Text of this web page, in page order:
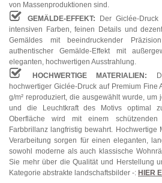
von Massenproduktionen sind.
GEMÄLDE-EFFEKT: Der Giclée-
intensiven Farben, feinen Details und
Gemäldes mit beeindruckender
authentischer Gemälde-Effekt mit
eleganten, hochwertigen Ausstrahlung.
HOCHWERTIGE MATERIALIEN:
hochwertiger Giclée-Druck auf Premium Fine
g/m² reproduziert, die ausgewählt wurde, um
und die Leuchtkraft des Motivs optimal
Oberfläche wird mit einem
Farbbrillanz langfristig bewahrt. Hochwertige
Verarbeitung sorgen für einen eleganten,
sowohl moderne als auch klassische
Sie mehr über die Qualität und Herstellung
Kategorie abstrakte landschaftsbilder -: HIER